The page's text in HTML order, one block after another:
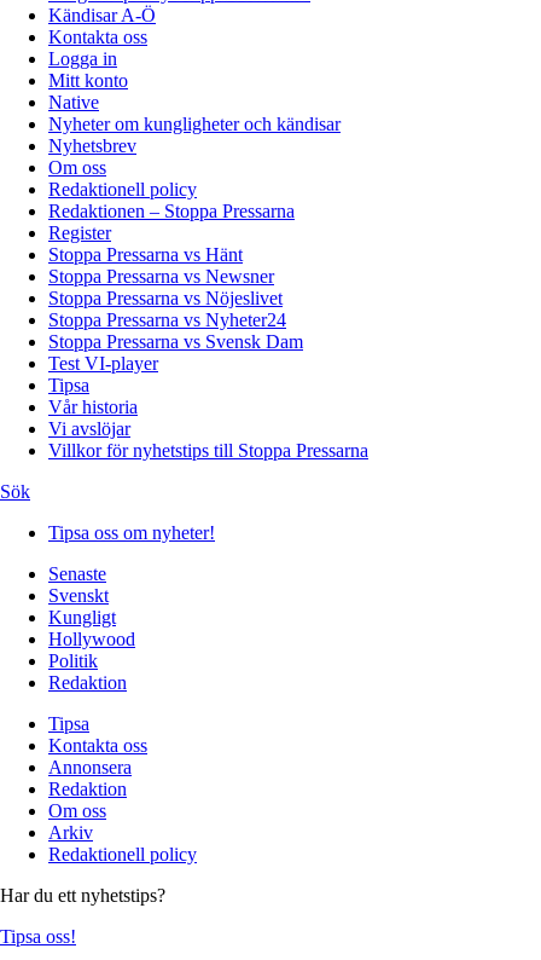
Kändisar A-Ö
Kontakta oss
Logga in
Mitt konto
Native
Nyheter om kungligheter och kändisar
Nyhetsbrev
Om oss
Redaktionell policy
Redaktionen – Stoppa Pressarna
Register
Stoppa Pressarna vs Hänt
Stoppa Pressarna vs Newsner
Stoppa Pressarna vs Nöjeslivet
Stoppa Pressarna vs Nyheter24
Stoppa Pressarna vs Svensk Dam
Test VI-player
Tipsa
Vår historia
Vi avslöjar
Villkor för nyhetstips till Stoppa Pressarna
Sök
Tipsa oss om nyheter!
Senaste
Svenskt
Kungligt
Hollywood
Politik
Redaktion
Tipsa
Kontakta oss
Annonsera
Redaktion
Om oss
Arkiv
Redaktionell policy
Har du ett nyhetstips?
Tipsa oss!